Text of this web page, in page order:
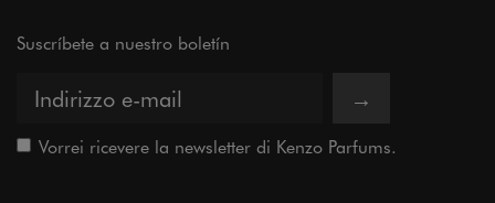
Suscríbete a nuestro boletín
→
Vorrei ricevere la newsletter di Kenzo Parfums.